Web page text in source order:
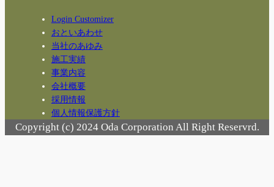
Login Customizer
おといあわせ
当社のあゆみ
施工実績
事業内容
会社概要
採用情報
個人情報保護方針
Copyright (c) 2024 Oda Corporation All Right Reservrd.